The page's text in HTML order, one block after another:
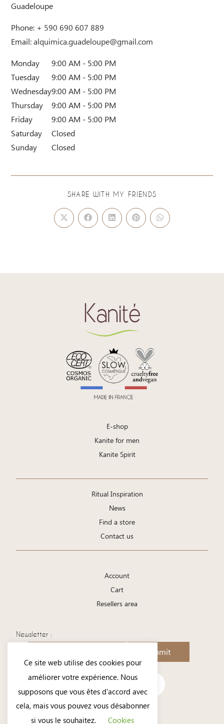
Guadeloupe
Phone: + 590 690 607 889
Email:alquimica.guadeloupe@gmail.com
Monday
9:00 AM - 5:00 PM
Tuesday
9:00 AM - 5:00 PM
Wednesday9:00 AM - 5:00 PM
Thursday
9:00 AM - 5:00 PM
Friday
9:00 AM - 5:00 PM
Saturday
Closed
Sunday
Closed
SHARE WITH MY FRIENDS
E-shop
Kanite for men
Kanite Spirit
Ritual Inspiration
News
Find a store
Contact us
Account
Cart
Resellers area
Newsletter :
Submit
Ce site web utilise des cookies pour
améliorer votre expérience. Nous
supposons que vous êtes d'accord avec
cela, mais vous pouvez vous désabonner
si vous le souhaitez.
Cookies